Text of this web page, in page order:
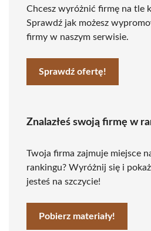
Chcesz wyróżnić firmę na tle
Sprawdź jak możesz
firmy w naszym serwisie.
Sprawdź ofertę!
Znalazłeś swoją firmę w
Twoja firma zajmuje miejsce
rankingu? Wyróżnij się i
jesteś na szczycie!
Pobierz materiały!